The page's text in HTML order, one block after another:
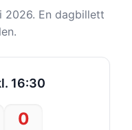
2026. En dagbillett
16:30
0